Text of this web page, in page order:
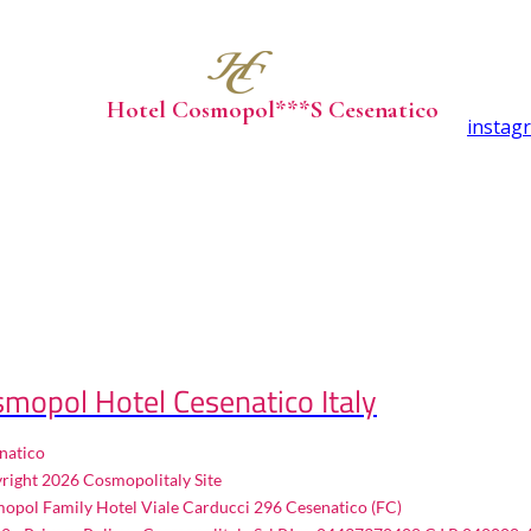
Hotel Cesenatico Italy
2026 Cosmopolitaly Site
Family Hotel Viale Carducci 296 Cesenatico (FC)
Hotel Cosmopol***S Cesenatico